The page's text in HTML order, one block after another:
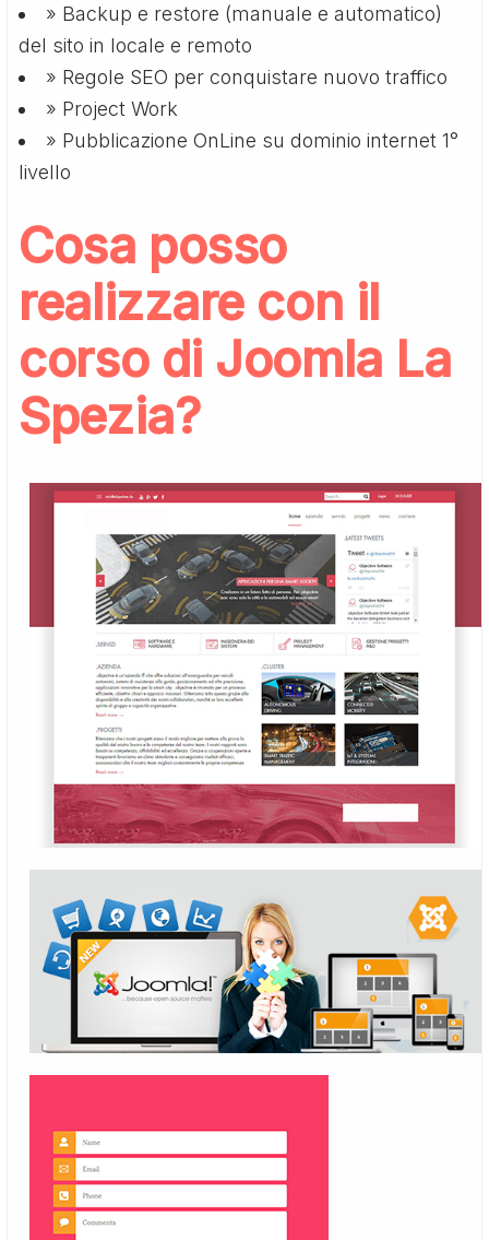
» Backup e restore (manuale e automatico)
del sito in locale e remoto
» Regole SEO per conquistare nuovo traffico
» Project Work
» Pubblicazione OnLine su dominio internet 1°
livello
Cosa posso
realizzare con il
corso di Joomla La
Spezia?